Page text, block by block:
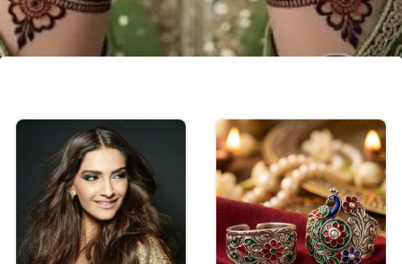
क्रॉस लाइनिंगवाली ही स्पेशल ईद मेहंदी डिझाइन निवडा. ही केवळ
दिसायलाच छान नाही, तर तुमचा सणाचा आनंदही द्विगुणीत करेल.
Image credits: pinterest